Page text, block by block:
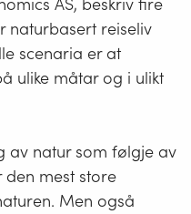
AS, beskriv fire
naturbasert reiseliv
scenaria er at
ulike måtar og i ulikt
av natur som følgje av
den mest store
Men også